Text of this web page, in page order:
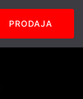
PRODAJA